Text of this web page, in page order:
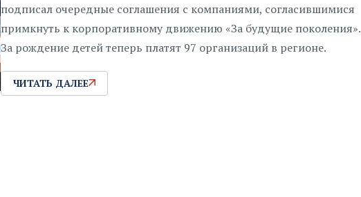
подписал очередные соглашения с компаниями, согласившимися
примкнуть к корпоративному движению «За будущие поколения».
За рождение детей теперь платят 97 организаций в регионе.
ЧИТАТЬ ДАЛЕЕ